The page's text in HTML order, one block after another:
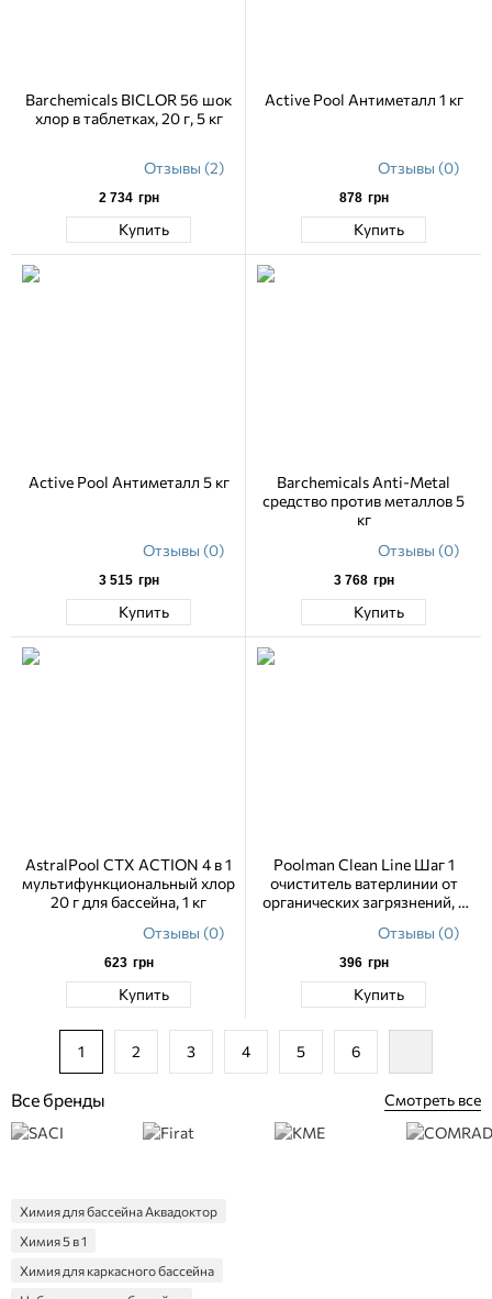
Barchemicals BICLOR 56 шок
хлор в таблетках, 20 г, 5 кг
Отзывы (2)
2 734 грн
Купить
Active Pool Антиметалл 1 кг
Отзывы (0)
878 грн
Купить
Active Pool Антиметалл 5 кг
Отзывы (0)
3 515 грн
Купить
Barchemicals Anti-Metal
средство против металлов 5
кг
Отзывы (0)
3 768 грн
Купить
AstralPool CTX ACTION 4 в 1
мультифункциональный хлор
20 г для бассейна, 1 кг
Отзывы (0)
623 грн
Купить
Poolman Clean Line Шаг 1
очиститель ватерлинии от
органических загрязнений, 1
Отзывы (0)
396 грн
Купить
1 2 3 4 5 6
Все бренды Смотреть все
Химия для бассейна Аквадоктор
Химия 5 в 1
Химия для каркасного бассейна